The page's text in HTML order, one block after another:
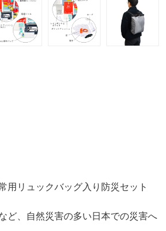
リュックバッグ入り防災セット
ど、自然災害の多い日本での災害へ